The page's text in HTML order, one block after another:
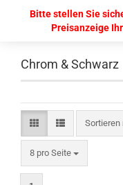
Bitte stellen Sie
Preisanzeige
Chrom & Schwarz
Sortieren
8 pro Seite